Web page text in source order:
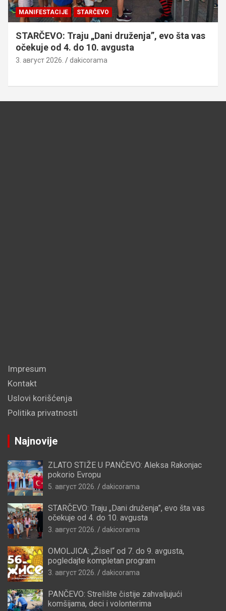
MANIFESTACIJE STARČEVO
STARČEVO: Traju „Dani druženja”, evo šta vas
očekuje od 4. do 10. avgusta
3. август 2026. dakicorama
Impresum
Kontakt
Uslovi korišćenja
Politika privatnosti
Najnovije
ZLATO STIŽE U PANČEVO: Aleksa Rakonjac
pokorio Evropu
5. август 2026. dakicorama
STARČEVO: Traju „Dani druženja”, evo šta vas
očekuje od 4. do 10. avgusta
3. август 2026. dakicorama
OMOLJICA: „Žisel“ od 7. do 9. avgusta,
pogledajte kompletan program
3. август 2026. dakicorama
PANČEVO: Strelište čistije zahvaljujući
komšijama, deci i volonterima